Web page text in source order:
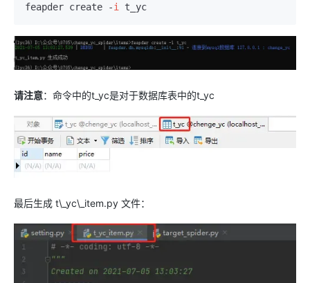
feapder create -i t_yc
请注意：命令中的t_yc是对于数据库表中的t_yc
最后生成 t\_yc\_item.py 文件：